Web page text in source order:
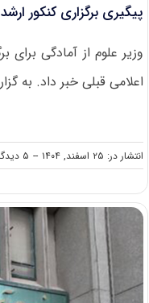
پیگیری برگزاری کنکور ارشد ۱۴۰۵ در وزارت علوم طبق برنامه قبلی
وزیر علوم از آمادگی برای
اعلامی قبلی خبر داد. به
انتشار در: ۲۵ اسفند, ۱۴۰۴ -- ۵ دیدگاه